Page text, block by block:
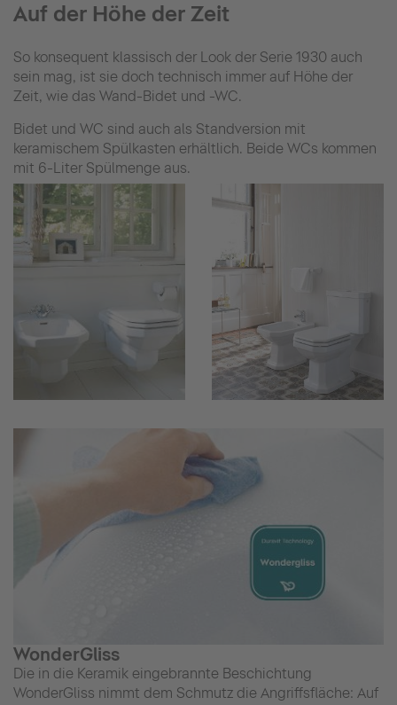
Auf der Höhe der Zeit
So konsequent klassisch der Look der Serie 1930 auch
sein mag, ist sie doch technisch immer auf Höhe der
Zeit, wie das Wand-Bidet und -WC.
Bidet und WC sind auch als Standversion mit
keramischem Spülkasten erhältlich. Beide WCs kommen
mit 6-Liter Spülmenge aus.
WonderGliss
Die in die Keramik eingebrannte Beschichtung
WonderGliss nimmt dem Schmutz die Angriffsfläche: Auf